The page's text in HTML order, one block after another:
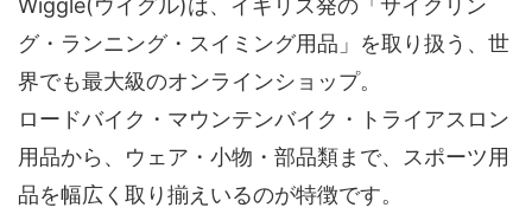
Wiggle(ウイグル)は、イギリス発の「サイクリン
グ・ランニング・スイミング用品」を取り扱う、世
界でも最大級のオンラインショップ。
ロードバイク・マウンテンバイク・トライアスロン
用品から、ウェア・小物・部品類まで、スポーツ用
品を幅広く取り揃えいるのが特徴です。